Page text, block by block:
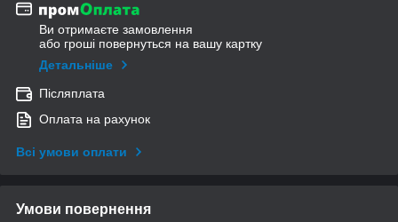
Ви отримаєте замовлення
або гроші повернуться на вашу картку
Детальніше
Післяплата
Оплата на рахунок
Всі умови оплати
Умови повернення